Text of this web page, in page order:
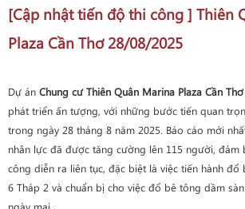
[Cập nhật tiến độ thi công ] Thiên
Plaza Cần Thơ 28/08/2025
Dự án Chung cư Thiên Quân Marina Plaza Cần Thơ
phát triển ấn tượng, với những bước tiến quan
trong ngày 28 tháng 8 năm 2025. Báo cáo mới
nhân lực đã được tăng cường lên 115 người, đảm
công diễn ra liên tục, đặc biệt là việc tiến hành đổ
6 Tháp 2 và chuẩn bị cho việc đổ bê tông dầm
ngày mai.